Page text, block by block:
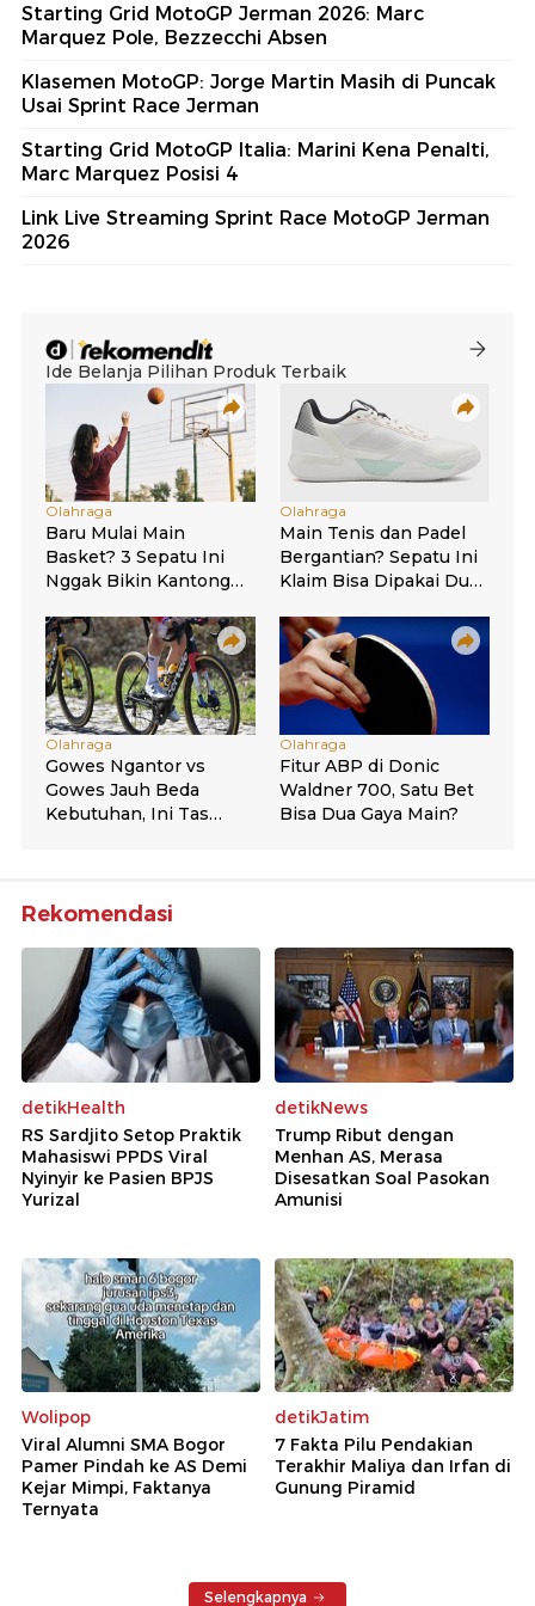
Starting Grid MotoGP Jerman 2026: Marc
Marquez Pole, Bezzecchi Absen
Klasemen MotoGP: Jorge Martin Masih di Puncak
Usai Sprint Race Jerman
Starting Grid MotoGP Italia: Marini Kena Penalti,
Marc Marquez Posisi 4
Link Live Streaming Sprint Race MotoGP Jerman
2026
Rekomendasi
detikHealth
RS Sardjito Setop Praktik
Mahasiswi PPDS Viral
Nyinyir ke Pasien BPJS
Yurizal
detikNews
Trump Ribut dengan
Menhan AS, Merasa
Disesatkan Soal Pasokan
Amunisi
Wolipop
Viral Alumni SMA Bogor
Pamer Pindah ke AS Demi
Kejar Mimpi, Faktanya
Ternyata
detikJatim
7 Fakta Pilu Pendakian
Terakhir Maliya dan Irfan di
Gunung Piramid
Selengkapnya